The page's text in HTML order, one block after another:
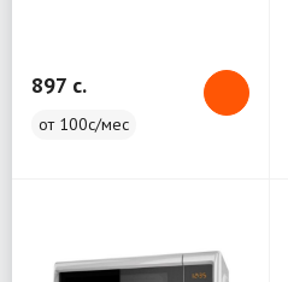
897 c.
от 100с/мес